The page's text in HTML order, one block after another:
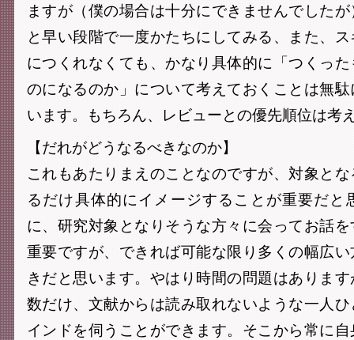
ますが（僕の場合は十分にできませんでした
と早い段階で一度かたちにしてみる、また、
につくれなくても、かなり具体的に「つくっ
のになるのか」について考えておくことは無
います。もちろん、レビューとの優先順位は考
【だれがどうなるべきなのか】
これもあたりまえのことなのですが、対象と
るだけ具体的にイメージすることが重要だと
に、研究対象となりそうな方々に会ってお話
重要ですが、できれば可能な限り多くの幅広
きだと思います。やはり時間の問題はありま
数だけ、文献からは読み取れないような一人
インドを伺うことができます。そこから常に